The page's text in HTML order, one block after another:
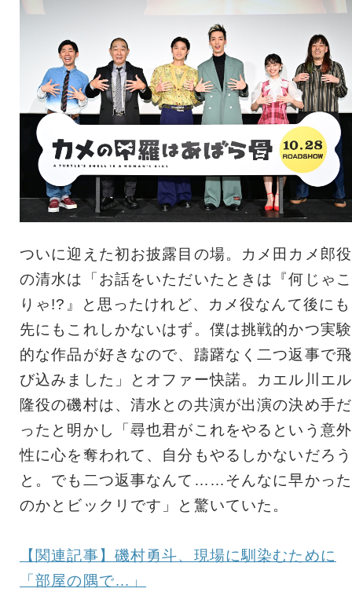
ついに迎えた初お披露目の場。カメ田カメ郎役
の清水は「お話をいただいたときは『何じゃこ
りゃ!?』と思ったけれど、カメ役なんて後にも
先にもこれしかないはず。僕は挑戦的かつ実験
的な作品が好きなので、躊躇なく二つ返事で飛
び込みました」とオファー快諾。カエル川エル
隆役の磯村は、清水との共演が出演の決め手だ
ったと明かし「尋也君がこれをやるという意外
性に心を奪われて、自分もやるしかないだろう
と。でも二つ返事なんて……そんなに早かった
のかとビックリです」と驚いていた。
【関連記事】磯村勇斗、現場に馴染むために
「部屋の隅で…」